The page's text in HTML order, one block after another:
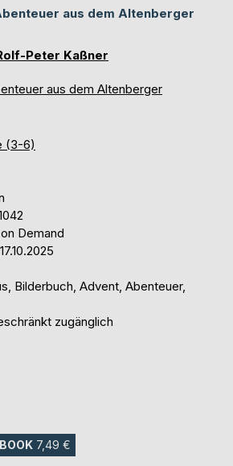
aus dem Altenberger
Peter Kaßner
aus dem Altenberger
(3-6)
Demand
Bilderbuch, Advent, Abenteuer,
zugänglich
7,49 €